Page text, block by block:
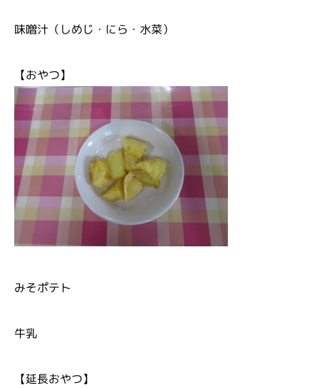
味噌汁（しめじ・にら・水菜）
【おやつ】
みそポテト
牛乳
【延長おやつ】